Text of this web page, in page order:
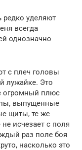
редко уделяют
всегда
однозначно
с плеч головы
лужайке. Это
огромный плюс
выпущенные
щиты, те же
исчезает с поля
раз поле боя
насколько это